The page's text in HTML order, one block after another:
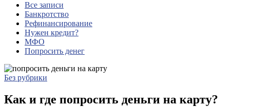
Все записи
Банкротство
Рефинансирование
Нужен кредит?
МФО
Попросить денег
Без рубрики
Как и где попросить деньги на карту?